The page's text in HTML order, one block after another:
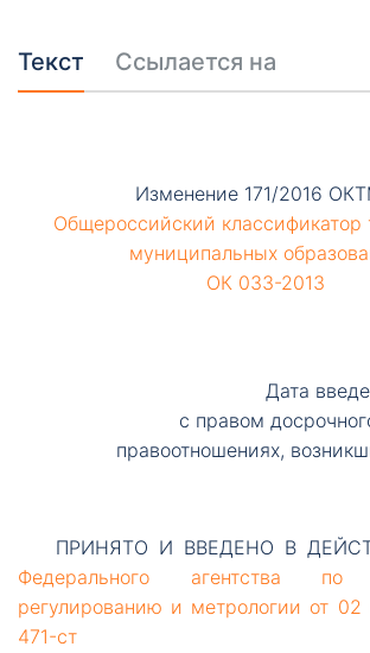
Текст Ссылается на
Изменение 171/2016
Общероссийский классификатор
муниципальных
ОК 033-2013
Дата
с правом
правоотношениях,
ПРИНЯТО И ВВЕДЕНО В
Федерального агентства по
регулированию и метрологии от
471-ст
для
функционирования